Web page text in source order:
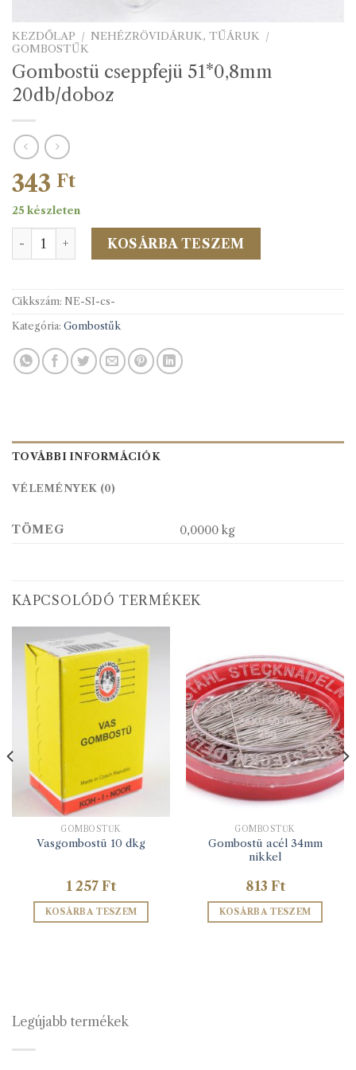
KEZDŐLAP / NEHÉZRÖVIDÁRUK, TŰÁRUK /
GOMBOSTŰK
Gombostü cseppfejü 51*0,8mm
20db/doboz
343 Ft
25 készleten
Gombostü cseppfejü 51*0,8mm 20db/doboz mennyiség
KOSÁRBA TESZEM
Cikkszám: NE-SI-cs-
Kategória: Gombostűk
TOVÁBBI INFORMÁCIÓK
VÉLEMÉNYEK (0)
TÖMEG 0,0000 kg
KAPCSOLÓDÓ TERMÉKEK
GOMBOSTŰK
Vasgombostü 10 dkg
1 257 Ft
KOSÁRBA TESZEM
GOMBOSTŰK
Gombostü acél 34mm
nikkel
813 Ft
KOSÁRBA TESZEM
Legújabb termékek